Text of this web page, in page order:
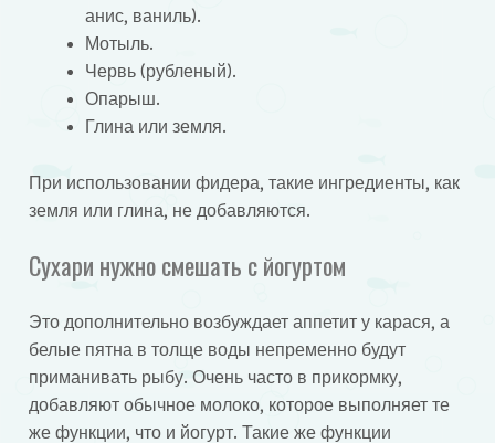
анис, ваниль).
Мотыль.
Червь (рубленый).
Опарыш.
Глина или земля.
При использовании фидера, такие ингредиенты, как
земля или глина, не добавляются.
Сухари нужно смешать с йогуртом
Это дополнительно возбуждает аппетит у карася, а
белые пятна в толще воды непременно будут
приманивать рыбу. Очень часто в прикормку,
добавляют обычное молоко, которое выполняет те
же функции, что и йогурт. Такие же функции